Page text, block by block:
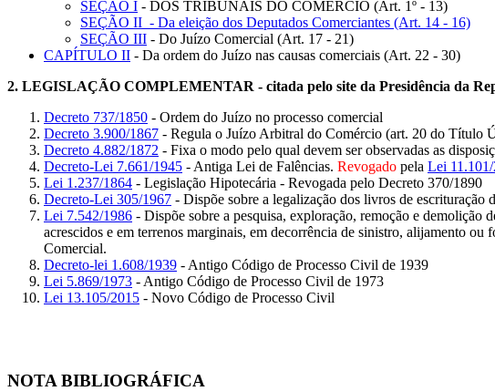
SEÇÃO I - DOS TRIBUNAIS DO COMÉRCIO (Art. 1º - 13)
SEÇÃO II - Da eleição dos Deputados Comerciantes (Art. 14 - 16)
SEÇÃO III - Do Juízo Comercial (Art. 17 - 21)
CAPÍTULO II - Da ordem do Juízo nas causas comerciais (Art. 22 - 30)
2. LEGISLAÇÃO COMPLEMENTAR - citada pelo site da Presidência da
Decreto 737/1850 - Ordem do Juízo no processo comercial
Decreto 3.900/1867 - Regula o Juízo Arbitral do Comércio (art. 20 do Título
Decreto 4.882/1872 - Fixa o modo pelo qual devem ser observadas as
Decreto-Lei 7.661/1945 - Antiga Lei de Falências. Revogado pela Lei
Lei 1.237/1864 - Legislação Hipotecária - Revogada pelo Decreto 370/1890
Decreto-Lei 305/1967 - Dispõe sobre a legalização dos livros de
Lei 7.542/1986 - Dispõe sobre a pesquisa, exploração, remoção e demolição
acrescidos e em terrenos marginais, em decorrência de sinistro, alijamento
Comercial.
Decreto-lei 1.608/1939 - Antigo Código de Processo Civil de 1939
Lei 5.869/1973 - Antigo Código de Processo Civil de 1973
Lei 13.105/2015 - Novo Código de Processo Civil
NOTA BIBLIOGRÁFICA